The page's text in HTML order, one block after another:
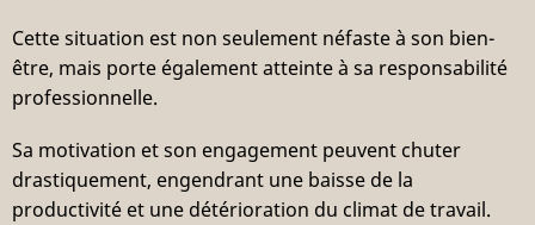
Cette situation est non seulement néfaste à son bien-
être, mais porte également atteinte à sa responsabilité
professionnelle.
Sa motivation et son engagement peuvent chuter
drastiquement, engendrant une baisse de la
productivité et une détérioration du climat de travail.